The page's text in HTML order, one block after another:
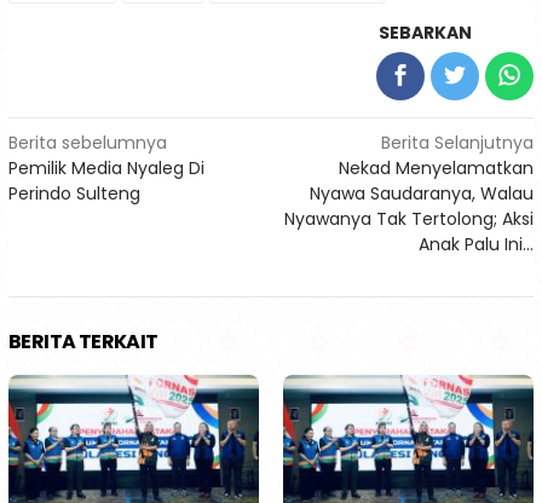
SEBARKAN
Navigasi
pos
Berita sebelumnya
Pemilik Media Nyaleg Di
Perindo Sulteng
Berita Selanjutnya
Nekad Menyelamatkan
Nyawa Saudaranya, Walau
Nyawanya Tak Tertolong; Aksi
Anak Palu Ini…
BERITA TERKAIT